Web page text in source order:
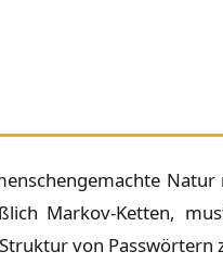
Markov-Ketten,
von